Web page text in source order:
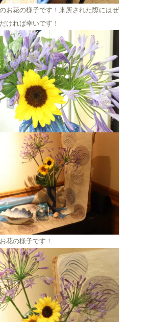
お花の様子です！来所された際にはぜ
ければ幸いです！
花の様子です！